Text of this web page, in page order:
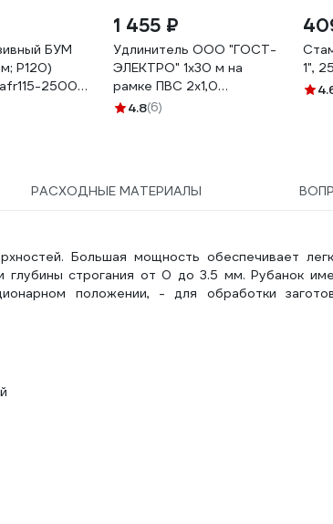
БУМ
P120)
afr115-2500-
1 455 ₽
Удлинитель ООО "ГОСТ-
ЭЛЕКТРО" 1x30 м на
рамке ПВС 2x1,0
Меркурий УП6-159 "МРК"
4.8(6)
1",
РАСХОДНЫЕ МАТЕРИАЛЫ
Большая мощность обеспечивает
строгания от 0 до 3.5 мм. Рубанок
положении, - для обработки